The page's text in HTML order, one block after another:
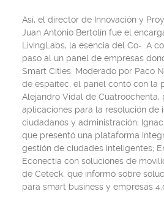
Así, el director de Innovación y
Juan Antonio Bertolín fue el
LivingLabs, la esencia del Co-. A
paso al un panel de empresas
Smart Cities. Moderado por Paco
de espaitec, el panel contó con la
Alejandro Vidal de Cuatroochenta,
aplicaciones para la resolución de
ciudadanos y administración;
que presentó una plataforma
gestión de ciudades inteligentes;
Econectia con soluciones de
de Ceteck, que informó sobre
para smart business y empresas